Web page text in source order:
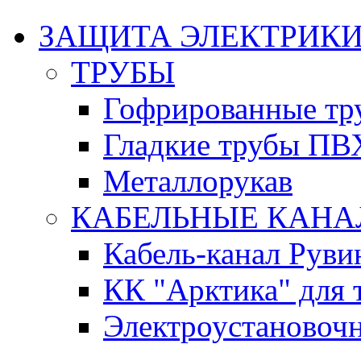
ЗАЩИТА
ТРУБЫ
Гофрированные
Гладкие трубы
Металлорукав
КАБЕЛЬНЫЕ
Кабель-канал
КК "Арктика" для